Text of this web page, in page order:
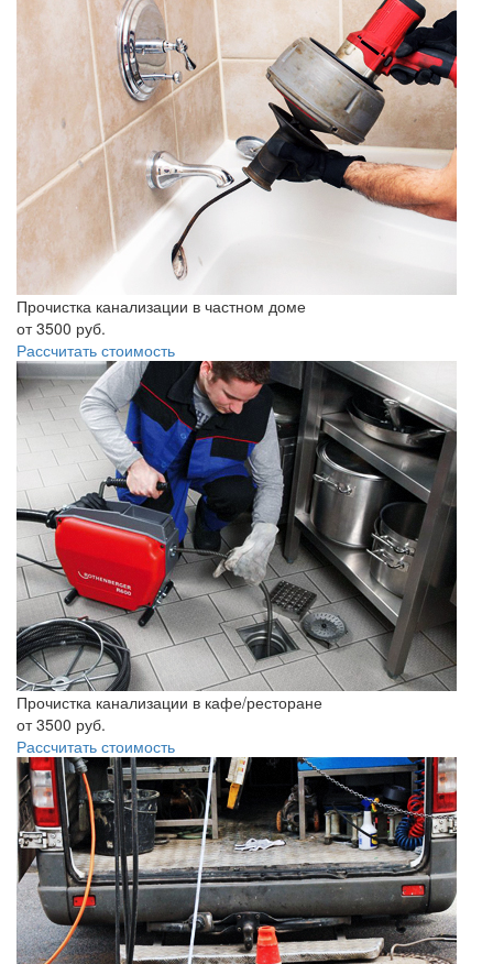
Прочистка канализации в частном доме
от3500 руб.
Рассчитать стоимость
Прочистка канализации в кафе/ресторане
от3500 руб.
Рассчитать стоимость